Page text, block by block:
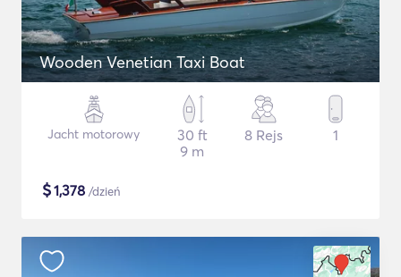
Wooden Venetian Taxi Boat
Jacht motorowy
30 ft
9 m
8 Rejs 1
$1,378 /dzień